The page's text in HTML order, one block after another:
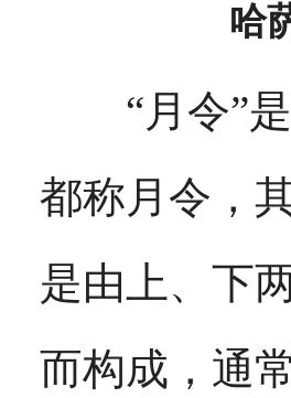
哈
“月令”是
都称月令，
是由上、下
而构成，通